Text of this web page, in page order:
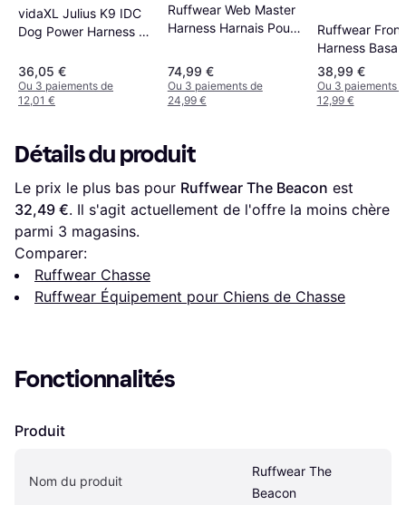
vidaXL Julius K9 IDC
Dog Power Harness -
36,05 €
Ou 3 paiements de
12,01 €
Ruffwear Web Master
Harness Harnais Pour
74,99 €
Ou 3 paiements de
24,99 €
Ruffwear
Harness
38,99 €
Ou 3 paiements
12,99 €
Détails du produit
Le prix le plus bas pour Ruffwear The Beacon
32,49 €. Il s'agit actuellement de l'offre la moins chère
parmi 3 magasins.
Comparer:
Ruffwear Chasse
Ruffwear Équipement pour Chiens de Chasse
Fonctionnalités
Produit
Nom du produit
Ruffwear The
Beacon